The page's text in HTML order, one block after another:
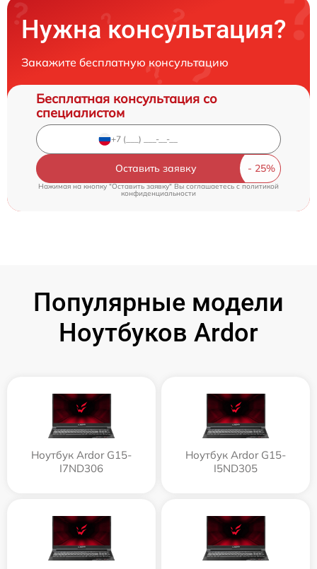
Нужна консультация?
Закажите бесплатную консультацию
Бесплатная консультация со
специалистом
Оставить заявку
Нажимая на кнопку "Оставить заявку" Вы соглашаетесь cполитикой
конфиденциальности
Популярные модели
Ноутбуков Ardor
Ноутбук Ardor G15-
I7ND306
Ноутбук Ardor G15-
I5ND305